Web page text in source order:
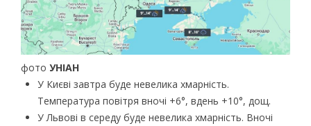
фото УНІАН
У Києві завтра буде невелика хмарність.
Температура повітря вночі +6°, вдень +10°, дощ.
У Львові в середу буде невелика хмарність. Вночі